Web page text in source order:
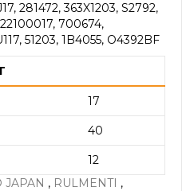
281472, 363X1203, S2792,
700674,
51203, 1B4055, O4392BF
17
40
12
JAPAN , RULMENTI ,